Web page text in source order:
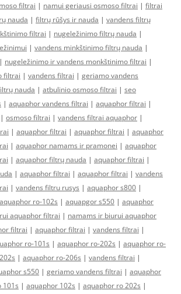
filtrai | namui geriausi osmoso filtrai | filtrai
nauda | filtrų rūšys ir nauda | vandens filtrų
filtrai | nugeležinimo filtrų nauda |
| vandens minkštinimo filtrų nauda |
| nugeležinimo ir vandens monkštinimo filtrai |
filtrai | vandens filtrai | geriamo vandens
nauda | atbulinio osmoso filtrai | seo
| aquaphor vandens filtrai | aquaphor filtrai |
| osmoso filtrai | vandens filtrai aquaphor |
| aquaphor filtrai | aquaphor filtrai | aquaphor
| aquaphor namams ir pramonei | aquaphor
| aquaphor filtrų nauda | aquaphor filtrai |
| aquaphor filtrai | aquaphor filtrai | vandens
| vandens filtru rusys | aquaphor s800 |
aquaphor ro-102s | aquapgor s550 | aquaphor
aquaphor filtrai | namams ir biurui aquaphor
filtrai | aquaphor filtrai | vandens filtrai |
ro-101s | aquaphor ro-202s | aquaphor ro-
| aquaphor ro-206s | vandens filtrai |
s550 | geriamo vandens filtrai | aquaphor
101s | aquaphor 102s | aquaphor ro 202s |